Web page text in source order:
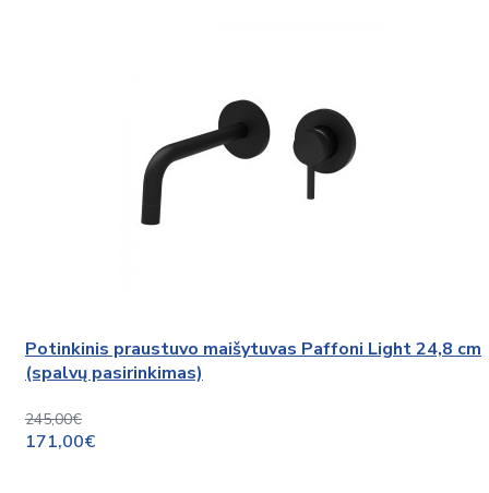
Potinkinis praustuvo maišytuvas Paffoni Light 24,8 cm
(spalvų pasirinkimas)
245,00€
171,00€